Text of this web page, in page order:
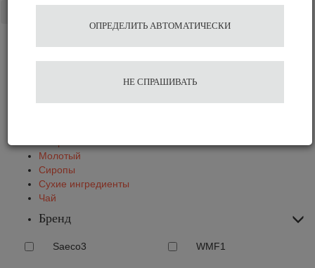
Молотый
Сиропы
Сухие ингредиенты
Чай
Бренд
Saeco3 WMF1
ОПРЕДЕЛИТЬ АВТОМАТИЧЕСКИ
НЕ СПРАШИВАТЬ